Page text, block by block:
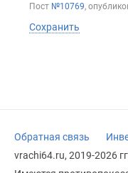
Пост №10769,
Сохранить
Обратная связь
vrachi64.ru, 2019-2026